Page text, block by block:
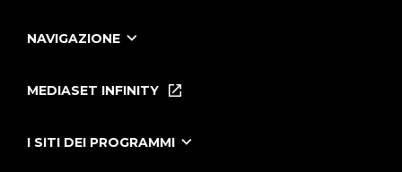
NAVIGAZIONE
Le Iene Presentano Inside
Tutti i servizi
MEDIASET INFINITY
I SITI DEI PROGRAMMI